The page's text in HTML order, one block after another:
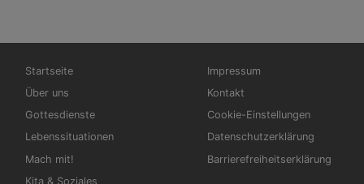
Hauptnavigation
Startseite
Über uns
Gottesdienste
Lebenssituationen
Mach mit!
Kita & Soziales
Fußbereichsmenü
Impressum
Kontakt
Cookie-Einstellungen
Datenschutzerklärung
Barrierefreiheitserklärung